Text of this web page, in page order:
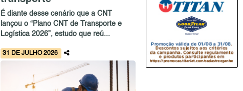
É diante desse cenário que a CNT
lançou o “Plano CNT de Transporte e
Logística 2026”, estudo que reú...
31 DE JULHO 2026